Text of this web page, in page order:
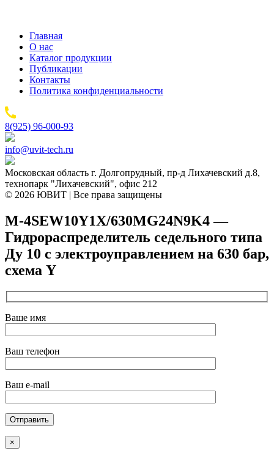
Главная
О нас
Каталог продукции
Публикации
Контакты
Политика конфиденциальности
8(925) 96-000-93
info@uvit-tech.ru
Московская область г. Долгопрудный, пр-д Лихачевский д.8,
технопарк "Лихачевский", офис 212
© 2026 ЮВИТ | Все права защищены
M-4SEW10Y1X/630MG24N9K4 —
Гидрораспределитель седельного типа
Ду 10 с электроуправлением на 630 бар,
схема Y
Ваше имя
Ваш телефон
Ваш e-mail
×